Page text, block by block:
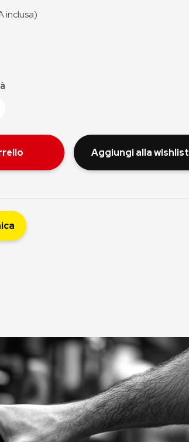
inclusa)
Aggiungi alla wishlist